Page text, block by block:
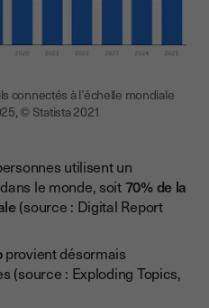
connectés à l’échelle mondiale
© Statista 2021
utilisent un
le monde, soit70% de la
(source : Digital Report
provient désormais
(source : Exploding Topics,